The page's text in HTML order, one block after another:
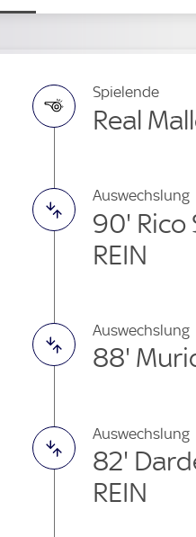
Spielende
Real
Auswechslung
90' Rico
REIN
Auswechslung
88'
Auswechslung
82'
REIN